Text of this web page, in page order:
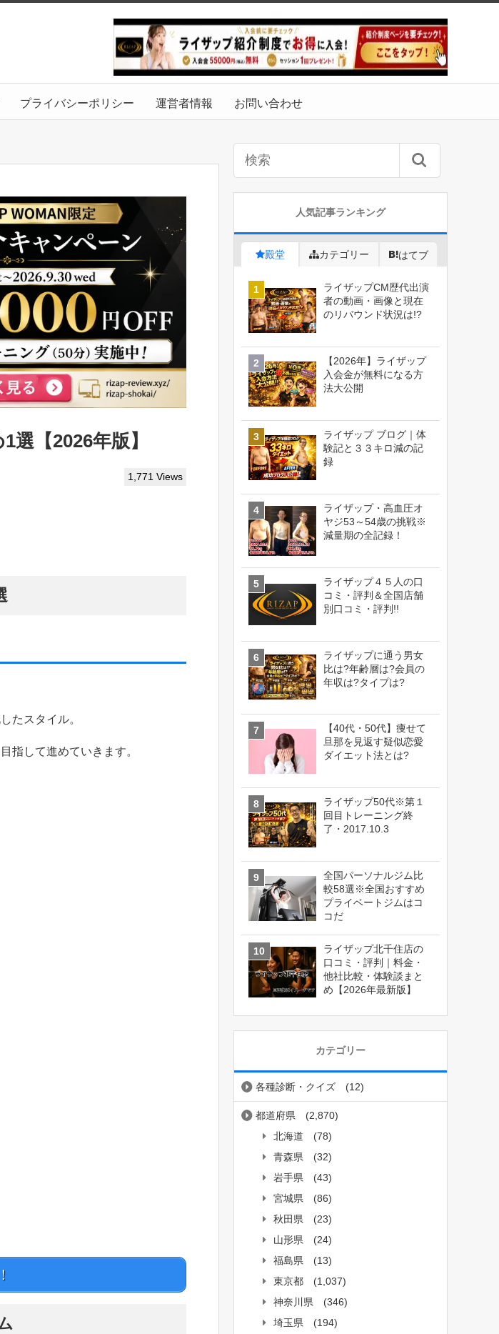
プライバシーポリシー 運営者情報 お問い合わせ
【2026年版】
1,771 Views
たスタイル。
指して進めていきます。
人気記事ランキング
殿堂 カテゴリー はてブ
ライザップCM歴代出演
者の動画・画像と現在
のリバウンド状況は!?
【2026年】ライザップ
入会金が無料になる方
法大公開
ライザップ ブログ｜体
験記と３３キロ減の記
録
ライザップ・高血圧オ
ヤジ53～54歳の挑戦※
減量期の全記録！
ライザップ４５人の口
コミ・評判＆全国店舗
別口コミ・評判!!
ライザップに通う男女
比は?年齢層は?会員の
年収は?タイプは?
【40代・50代】痩せて
旦那を見返す疑似恋愛
ダイエット法とは?
ライザップ50代※第１
回目トレーニング終
了・2017.10.3
全国パーソナルジム比
較58選※全国おすすめ
プライベートジムはコ
コだ
ライザップ北千住店の
口コミ・評判｜料金・
他社比較・体験談まと
め【2026年最新版】
カテゴリー
各種診断・クイズ (12)
都道府県
(2,870)
北海道
(78)
青森県
(32)
岩手県
(43)
宮城県
(86)
秋田県
(23)
山形県
(24)
福島県
(13)
東京都
(1,037)
神奈川県
(346)
埼玉県
(194)